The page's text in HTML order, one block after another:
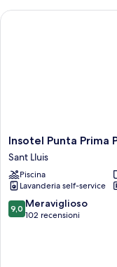
Insotel
Punta
Prima
Prestige
Suites
&
Spa
Insotel Punta Prima
Sant Lluis
Piscina
Lavanderia self-service
9.0
su
9,0 Meraviglioso
102 recensioni
Insotel Punta Prima